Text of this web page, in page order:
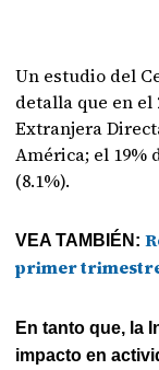
Un estudio del
detalla que en el
Extranjera
América; el 19%
(8.1%).
VEA TAMBIÉN:
primer
En tanto que, la
impacto en